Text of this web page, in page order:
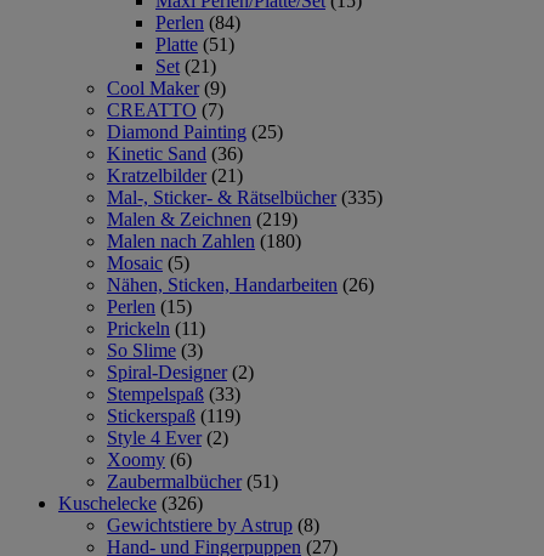
Perlen (84)
Platte (51)
Set (21)
Cool Maker (9)
CREATTO (7)
Diamond Painting (25)
Kinetic Sand (36)
Kratzelbilder (21)
Mal-, Sticker- & Rätselbücher (335)
Malen & Zeichnen (219)
Malen nach Zahlen (180)
Mosaic (5)
Nähen, Sticken, Handarbeiten (26)
Perlen (15)
Prickeln (11)
So Slime (3)
Spiral-Designer (2)
Stempelspaß (33)
Stickerspaß (119)
Style 4 Ever (2)
Xoomy (6)
Zaubermalbücher (51)
Kuschelecke (326)
Gewichtstiere by Astrup (8)
Hand- und Fingerpuppen (27)